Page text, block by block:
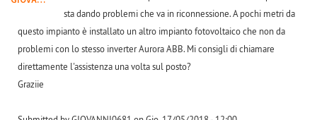
sta dando problemi che va in riconnessione. A pochi metri da
questo impianto è installato un altro impianto fotovoltaico che non da
problemi con lo stesso inverter Aurora ABB. Mi consigli di chiamare
direttamente l'assistenza una volta sul posto?
Graziie